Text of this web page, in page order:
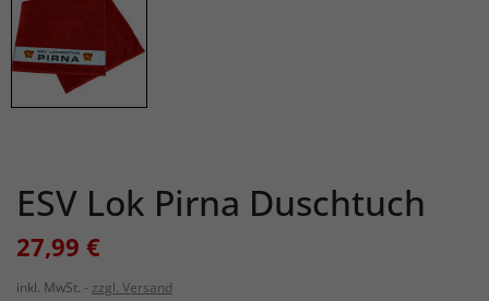
ESV Lok Pirna Duschtuch
27,99 €
inkl. MwSt.
zzgl. Versand